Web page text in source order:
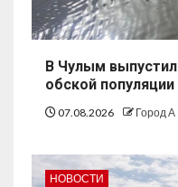
В Чулым
обской популяции
07.08.2026 Город А
НОВОСТИ